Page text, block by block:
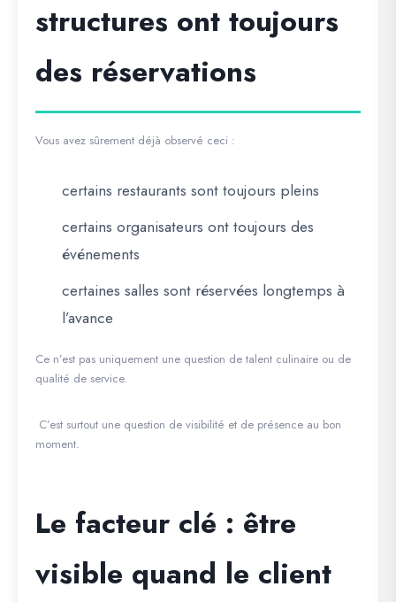
structures ont toujours
des réservations
Vous avez sûrement déjà observé ceci :
certains restaurants sont toujours pleins
certains organisateurs ont toujours des
événements
certaines salles sont réservées longtemps à
l’avance
Ce n’est pas uniquement une question de talent culinaire ou de
qualité de service.
C’est surtout une question de visibilité et de présence au bon
moment.
Le facteur clé : être
visible quand le client